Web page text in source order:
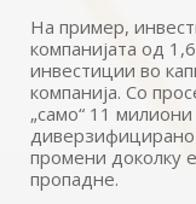
На пример,
компанијата од
инвестиции во
компанија. Со
„само“ 11
промени доколку
пропадне.